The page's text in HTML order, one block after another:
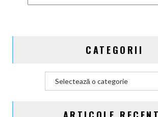
CATEGORII